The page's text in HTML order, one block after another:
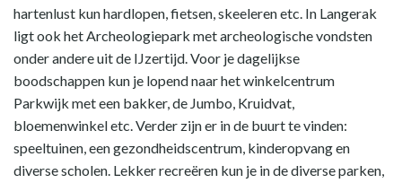
hartenlust kun hardlopen, fietsen, skeeleren etc. In Langerak
ligt ook het Archeologiepark met archeologische vondsten
onder andere uit de IJzertijd. Voor je dagelijkse
boodschappen kun je lopend naar het winkelcentrum
Parkwijk met een bakker, de Jumbo, Kruidvat,
bloemenwinkel etc. Verder zijn er in de buurt te vinden:
speeltuinen, een gezondheidscentrum, kinderopvang en
diverse scholen. Lekker recreëren kun je in de diverse parken,